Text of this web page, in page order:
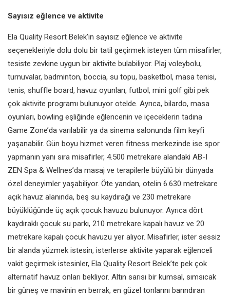
Sayısız eğlence ve aktivite
Ela Quality Resort Belek’in sayısız eğlence ve aktivite
seçenekleriyle dolu dolu bir tatil geçirmek isteyen tüm misafirler,
tesiste zevkine uygun bir aktivite bulabiliyor. Plaj voleybolu,
turnuvalar, badminton, boccia, su topu, basketbol, masa tenisi,
tenis, shuffle board, havuz oyunları, futbol, mini golf gibi pek
çok aktivite programı bulunuyor otelde. Ayrıca, bilardo, masa
oyunları, bowling eşliğinde eğlencenin ve içeceklerin tadına
Game Zone’da varılabilir ya da sinema salonunda film keyfi
yaşanabilir. Gün boyu hizmet veren fitness merkezinde ise spor
yapmanın yanı sıra misafirler, 4.500 metrekare alandaki AB-I
ZEN Spa & Wellnes’da masaj ve terapilerle büyülü bir dünyada
özel deneyimler yaşabiliyor. Öte yandan, otelin 6.630 metrekare
açık havuz alanında, beş su kaydırağı ve 230 metrekare
büyüklüğünde üç açık çocuk havuzu bulunuyor. Ayrıca dört
kaydıraklı çocuk su parkı, 210 metrekare kapalı havuz ve 20
metrekare kapalı çocuk havuzu yer alıyor. Misafirler, ister sessiz
bir alanda yüzmek istesin, isterlerse aktivite yaparak eğlenceli
vakit geçirmek istesinler, Ela Quality Resort Belek’te pek çok
alternatif havuz onları bekliyor. Altın sarısı bir kumsal, sımsıcak
bir güneş ve mavinin en berrak, en güzel tonlarını barındıran